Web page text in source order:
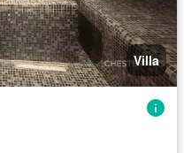
Villa